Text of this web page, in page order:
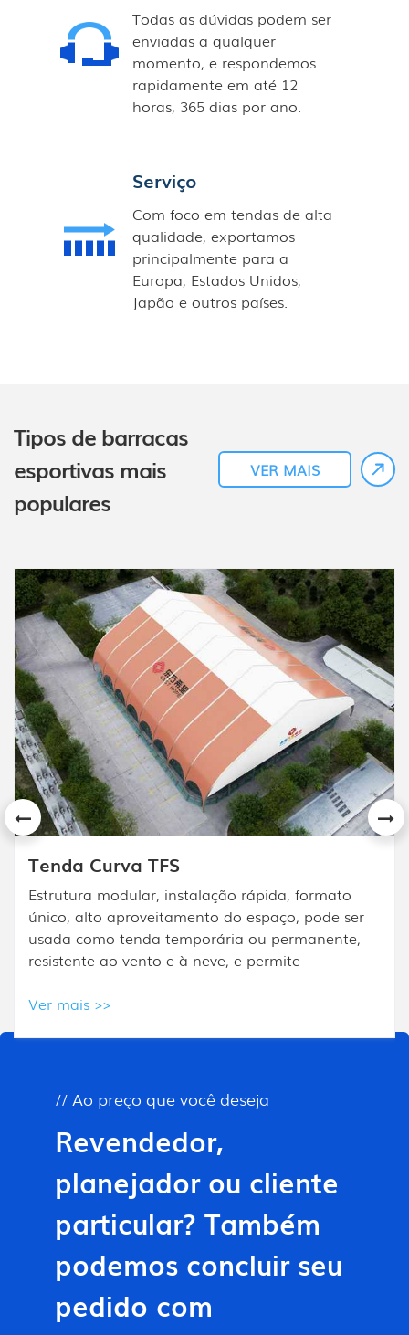
Todas as dúvidas podem ser
enviadas a qualquer
momento, e respondemos
rapidamente em até 12
horas, 365 dias por ano.
Serviço
Com foco em tendas de alta
qualidade, exportamos
principalmente para a
Europa, Estados Unidos,
Japão e outros países.
Tipos de barracas
esportivas mais
populares
VER MAIS
Tenda mista APS
O design da tenda High Peak Mixed é baseado
na tenda de estrutura metálica. A tenda High
Peak combina uma cúpula alta com
extremidades semipoligonais, sendo geralmente
Ver mais >>
Todos os produtos
// Ao preço que você deseja
Revendedor,
planejador ou cliente
particular? Também
podemos concluir seu
pedido com